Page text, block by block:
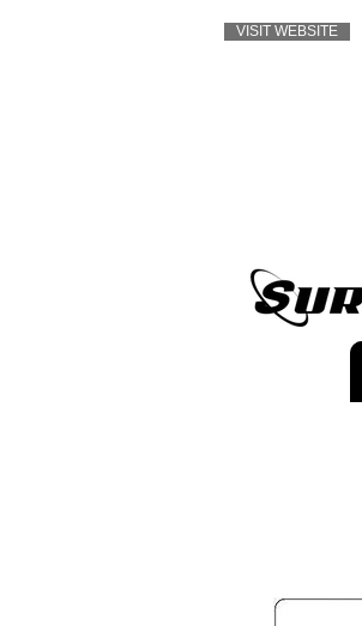
VISIT WEBSITE